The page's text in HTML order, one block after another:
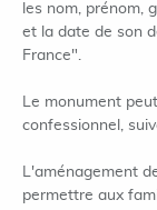
les nom, prénom,
et la date de son
France".
Le monument
confessionnel,
L'aménagement
permettre aux